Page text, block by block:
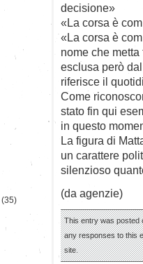
decisione»
«La corsa è
«La corsa è
nome che metta
esclusa però
riferisce il
Come
stato fin qui
in questo
La figura di
un carattere
silenzioso
(da agenzie)
This entry was posted
any responses to this
site.
(35)